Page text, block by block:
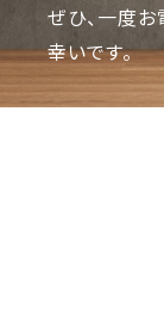
ぜひ、一度
幸いです。